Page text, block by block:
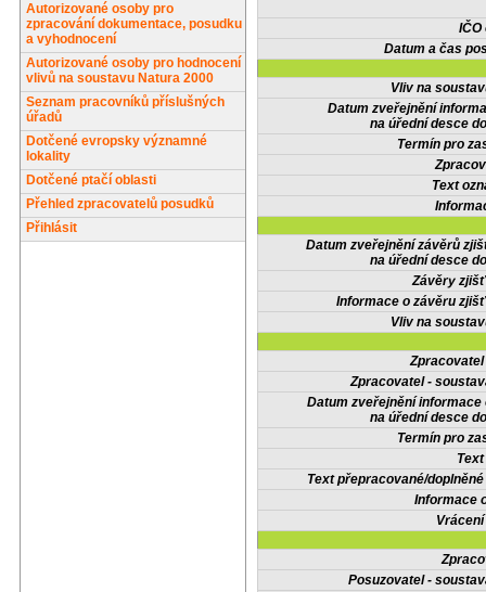
Autorizované osoby pro
zpracování dokumentace, posudku
a vyhodnocení
Autorizované osoby pro hodnocení
vlivů na soustavu Natura 2000
Seznam pracovníků příslušných
úřadů
Dotčené evropsky významné
lokality
Dotčené ptačí oblasti
Přehled zpracovatelů posudků
Přihlásit
IČO
Datum a čas
Vliv na
Datum zveřejnění
na úřední desce
Termín pro
Text
Datum zveřejnění závěrů
na úřední desce
Závěry
Informace o závěru
Vliv na
Zpracovatel -
Datum zveřejnění informace
na úřední desce
Termín pro
Text přepracované/
Informace
Posuzovatel -